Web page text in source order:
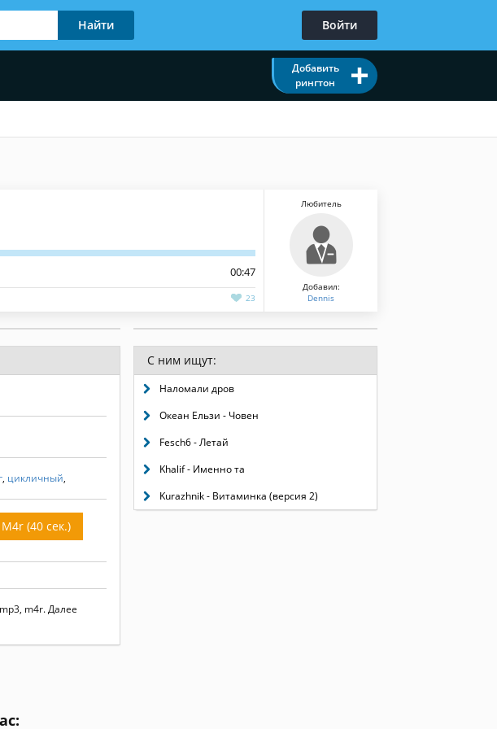
Войти
Добавить
рингтон
00:47
23
Любитель
Добавил:
Dennis
, цикличный,
(40 сек.)
m4r. Далее
С ним ищут:
Наломали дров
Океан Ельзи - Човен
Fesch6 - Летай
Khalif - Именно та
Kurazhnik - Витаминка (версия 2)